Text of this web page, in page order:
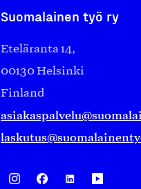
Suomalainen työ ry
Eteläranta 14,
00130 Helsinki
Finland